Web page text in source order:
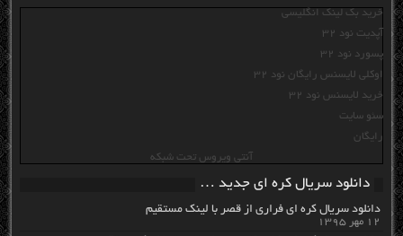
خرید بک لینک انگلیسی
آپدیت نود 32
پسورد نود 32
اوکلی لایسنس رایگان نود 32
خرید لایسنس نود 32
سئو سایت
رایگان
آنتی ویروس تحت شبکه
دانلود سریال کره ای جدید …
دانلود سریال کره ای فراری از قصر با لینک مستقیم
۱۲ مهر ۱۳۹۵